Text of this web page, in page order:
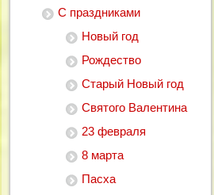
С праздниками
Новый год
Рождество
Старый Новый год
Святого Валентина
23 февраля
8 марта
Пасха